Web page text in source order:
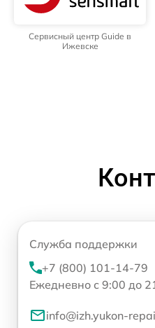
Сервисный центр Guide в
Ижевске
Служба поддержки
+7 (800) 101-14-79
Ежедневно с 9:00 до
info@izh.yukon-